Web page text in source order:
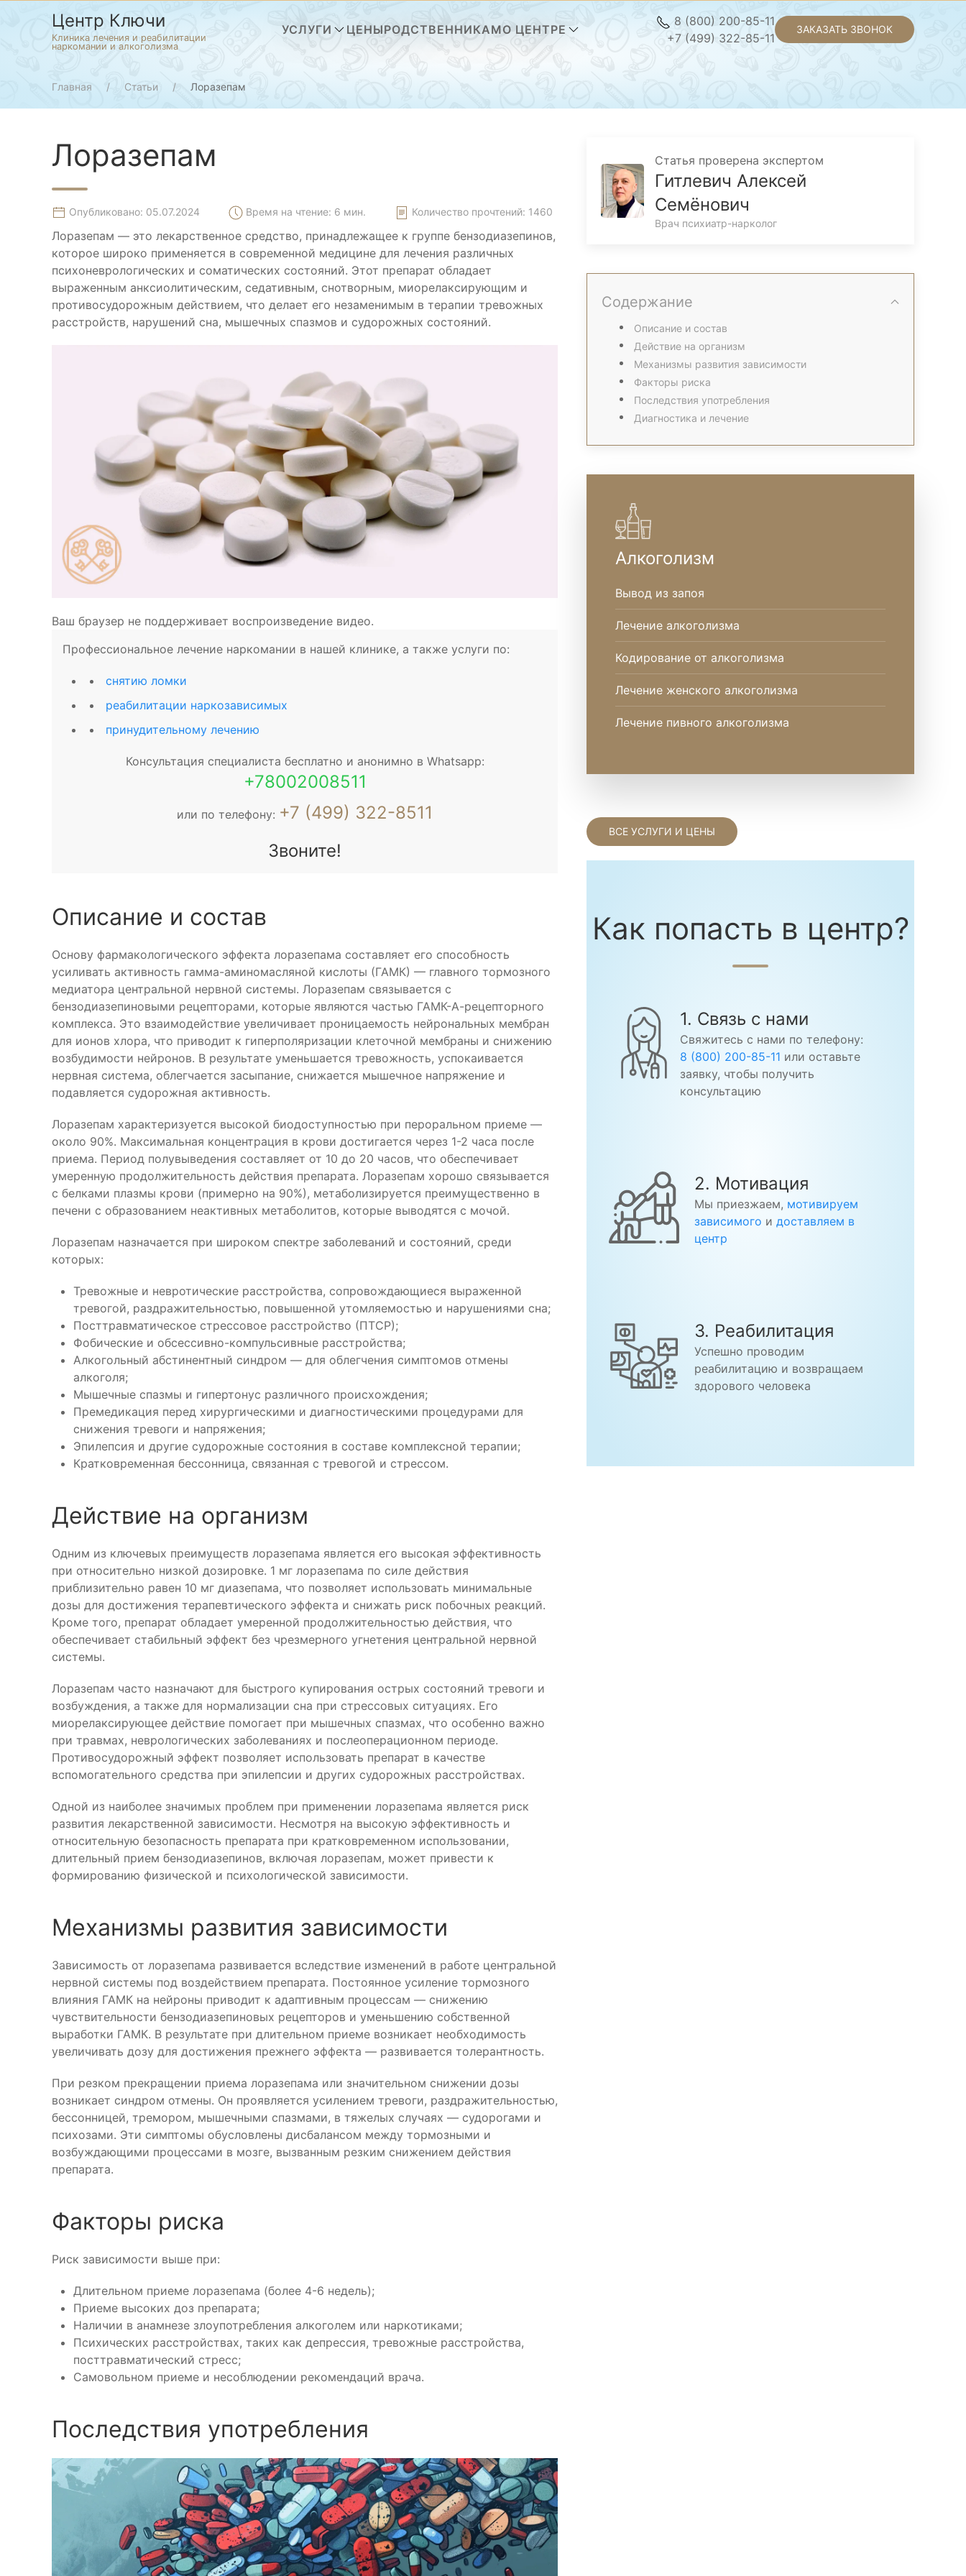
Центр Ключи
Клиника лечения и реабилитации
наркомании и алкоголизма
УСЛУГИ ЦЕНЫРОДСТВЕННИКАМО ЦЕНТРЕ
8 (800) 200-85-11
+7 (499) 322-85-11
ЗАКАЗАТЬ ЗВОНОК
Главная Статьи Лоразепам
Лоразепам
Опубликовано: 05.07.2024 Время на чтение: 6 мин. Количество прочтений: 1460
Лоразепам — это лекарственное средство, принадлежащее к группе бензодиазепинов,
которое широко применяется в современной медицине для лечения различных
психоневрологических и соматических состояний. Этот препарат обладает
выраженным анксиолитическим, седативным, снотворным, миорелаксирующим и
противосудорожным действием, что делает его незаменимым в терапии тревожных
расстройств, нарушений сна, мышечных спазмов и судорожных состояний.
Ваш браузер не поддерживает воспроизведение видео.
Профессиональное лечение наркомании в нашей клинике, а также услуги по:
снятию ломки
реабилитации наркозависимых
принудительному лечению
Консультация специалиста бесплатно и анонимно в Whatsapp:
+78002008511
или по телефону: +7 (499) 322-8511
Звоните!
Описание и состав
Основу фармакологического эффекта лоразепама составляет его способность
усиливать активность гамма-аминомасляной кислоты (ГАМК) — главного тормозного
медиатора центральной нервной системы. Лоразепам связывается с
бензодиазепиновыми рецепторами, которые являются частью ГАМК-А-рецепторного
комплекса. Это взаимодействие увеличивает проницаемость нейрональных мембран
для ионов хлора, что приводит к гиперполяризации клеточной мембраны и снижению
возбудимости нейронов. В результате уменьшается тревожность, успокаивается
нервная система, облегчается засыпание, снижается мышечное напряжение и
подавляется судорожная активность.
Лоразепам характеризуется высокой биодоступностью при пероральном приеме —
около 90%. Максимальная концентрация в крови достигается через 1-2 часа после
приема. Период полувыведения составляет от 10 до 20 часов, что обеспечивает
умеренную продолжительность действия препарата. Лоразепам хорошо связывается
с белками плазмы крови (примерно на 90%), метаболизируется преимущественно в
печени с образованием неактивных метаболитов, которые выводятся с мочой.
Лоразепам назначается при широком спектре заболеваний и состояний, среди
которых:
Тревожные и невротические расстройства, сопровождающиеся выраженной
тревогой, раздражительностью, повышенной утомляемостью и нарушениями сна;
Посттравматическое стрессовое расстройство (ПТСР);
Фобические и обсессивно-компульсивные расстройства;
Алкогольный абстинентный синдром — для облегчения симптомов отмены
алкоголя;
Мышечные спазмы и гипертонус различного происхождения;
Премедикация перед хирургическими и диагностическими процедурами для
снижения тревоги и напряжения;
Эпилепсия и другие судорожные состояния в составе комплексной терапии;
Кратковременная бессонница, связанная с тревогой и стрессом.
Действие на организм
Одним из ключевых преимуществ лоразепама является его высокая эффективность
при относительно низкой дозировке. 1 мг лоразепама по силе действия
приблизительно равен 10 мг диазепама, что позволяет использовать минимальные
дозы для достижения терапевтического эффекта и снижать риск побочных реакций.
Кроме того, препарат обладает умеренной продолжительностью действия, что
обеспечивает стабильный эффект без чрезмерного угнетения центральной нервной
системы.
Лоразепам часто назначают для быстрого купирования острых состояний тревоги и
возбуждения, а также для нормализации сна при стрессовых ситуациях. Его
миорелаксирующее действие помогает при мышечных спазмах, что особенно важно
при травмах, неврологических заболеваниях и послеоперационном периоде.
Противосудорожный эффект позволяет использовать препарат в качестве
вспомогательного средства при эпилепсии и других судорожных расстройствах.
Одной из наиболее значимых проблем при применении лоразепама является риск
развития лекарственной зависимости. Несмотря на высокую эффективность и
относительную безопасность препарата при кратковременном использовании,
длительный прием бензодиазепинов, включая лоразепам, может привести к
формированию физической и психологической зависимости.
Механизмы развития зависимости
Зависимость от лоразепама развивается вследствие изменений в работе центральной
нервной системы под воздействием препарата. Постоянное усиление тормозного
влияния ГАМК на нейроны приводит к адаптивным процессам — снижению
чувствительности бензодиазепиновых рецепторов и уменьшению собственной
выработки ГАМК. В результате при длительном приеме возникает необходимость
увеличивать дозу для достижения прежнего эффекта — развивается толерантность.
При резком прекращении приема лоразепама или значительном снижении дозы
возникает синдром отмены. Он проявляется усилением тревоги, раздражительностью,
бессонницей, тремором, мышечными спазмами, в тяжелых случаях — судорогами и
психозами. Эти симптомы обусловлены дисбалансом между тормозными и
возбуждающими процессами в мозге, вызванным резким снижением действия
препарата.
Факторы риска
Риск зависимости выше при:
Длительном приеме лоразепама (более 4-6 недель);
Приеме высоких доз препарата;
Наличии в анамнезе злоупотребления алкоголем или наркотиками;
Психических расстройствах, таких как депрессия, тревожные расстройства,
посттравматический стресс;
Самовольном приеме и несоблюдении рекомендаций врача.
Последствия употребления
Статья проверена экспертом
Гитлевич Алексей
Семёнович
Врач психиатр-нарколог
Содержание
Описание и состав
Действие на организм
Механизмы развития зависимости
Факторы риска
Последствия употребления
Диагностика и лечение
Алкоголизм
Вывод из запоя
Лечение алкоголизма
Кодирование от алкоголизма
Лечение женского алкоголизма
Лечение пивного алкоголизма
ВСЕ УСЛУГИ И ЦЕНЫ
Как попасть в центр?
1. Связь с нами
Свяжитесь с нами по телефону:
8 (800) 200-85-11 или оставьте
заявку, чтобы получить
консультацию
2. Мотивация
Мы приезжаем, мотивируем
зависимого и доставляем в
центр
3. Реабилитация
Успешно проводим
реабилитацию и возвращаем
здорового человека